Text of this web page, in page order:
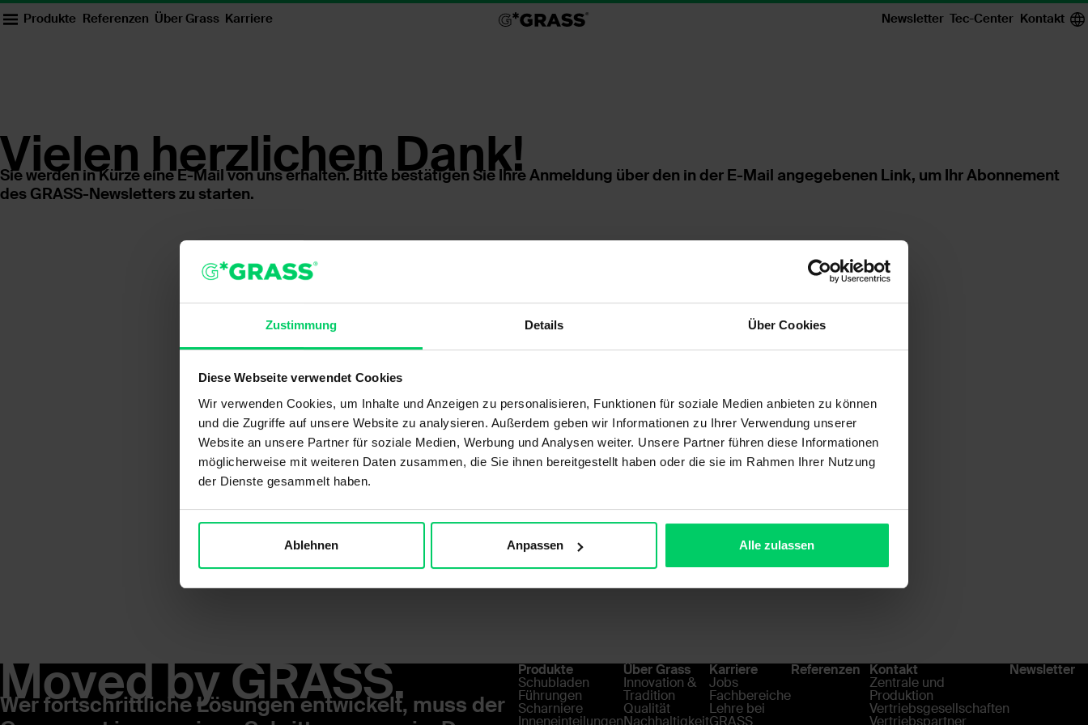
Zustimmung Details Über Cookies
Diese Webseite verwendet Cookies
Wir verwenden Cookies, um Inhalte und Anzeigen zu personalisieren, Funktionen für soziale Medien anbieten zu können
und die Zugriffe auf unsere Website zu analysieren. Außerdem geben wir Informationen zu Ihrer Verwendung unserer
Website an unsere Partner für soziale Medien, Werbung und Analysen weiter. Unsere Partner führen diese Informationen
möglicherweise mit weiteren Daten zusammen, die Sie ihnen bereitgestellt haben oder die sie im Rahmen Ihrer Nutzung
der Dienste gesammelt haben.
Ablehnen Anpassen Alle zulassen
Produkte Referenzen Über Grass Karriere Newsletter Tec-Center Kontakt
Vielen herzlichen Dank!
Sie werden in Kürze eine E-Mail von uns erhalten. Bitte bestätigen Sie Ihre Anmeldung über den in der E-Mail angegebenen Link, um Ihr Abonnement
des GRASS-Newsletters zu starten.
Moved by GRASS.
Wer fortschrittliche Lösungen entwickelt, muss der
Produkte
Schubladen
Führungen
Scharniere
Inneneinteilungen
Über Grass
Innovation &
Tradition
Qualität
Nachhaltigkeit
Karriere
Jobs
Fachbereiche
Lehre bei
GRASS
Referenzen Kontakt
Zentrale und
Produktion
Vertriebsgesellschaften
Vertriebspartner
Newsletter